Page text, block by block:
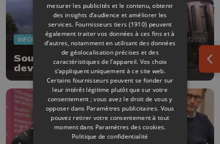
INFOS 12/09/2025
Soumagne: un ancien presbytère
devient logement de transit
mesurer les publicités et le contenu, obtenir
des insights d’audience et améliorer les
services. Fournisseurs tiers (1910) peuvent
également traiter vos données à ces fins et à
d’autres, notamment en utilisant des données
de géolocalisation précises et des
caractéristiques de l’appareil. Vos choix
s’appliquent uniquement à ce site web.
Certains fournisseurs peuvent se fonder sur
leur intérêt légitime plutôt que sur votre
consentement ; vous avez le droit de vous y
opposer dans Paramètres publicitaires. Vous
pouvez retirer votre consentement à tout
moment dans Paramètres des cookies.
Politique de confidentialité